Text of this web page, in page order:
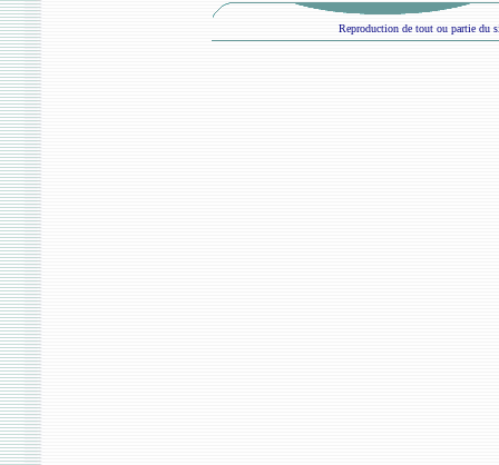
Reproduction de tout ou partie du